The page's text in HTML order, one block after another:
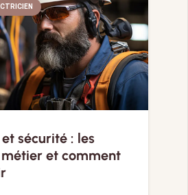
sécurité : les
et comment